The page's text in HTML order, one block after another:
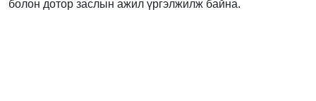
болон дотор заслын ажил үргэлжилж байна.